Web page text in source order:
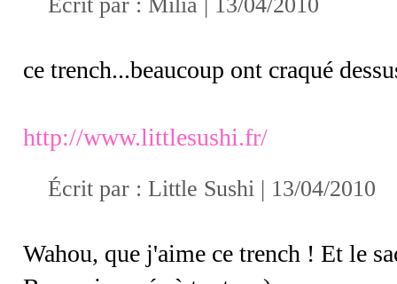
Écrit par : Milia | 13/04/2010
ce trench...beaucoup ont craqué
http://www.littlesushi.fr/
Écrit par : Little Sushi | 13/04/2010
Wahou, que j'aime ce trench ! Et le